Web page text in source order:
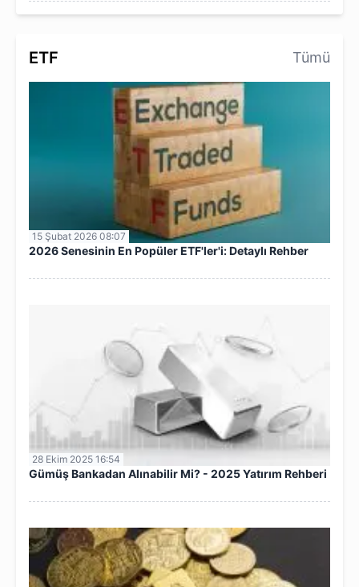
ETF Tümü
15 Şubat 2026 08:07
2026 Senesinin En Popüler ETF'ler'i: Detaylı Rehber
28 Ekim 2025 16:54
Gümüş Bankadan Alınabilir Mi? - 2025 Yatırım Rehberi